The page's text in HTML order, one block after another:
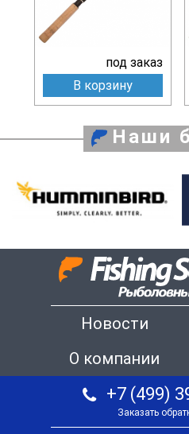
под заказ
В корзину
Наши
Новости
О компании
+7 (499)
Заказать